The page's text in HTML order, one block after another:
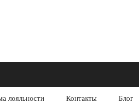
лояльности Контакты Блог